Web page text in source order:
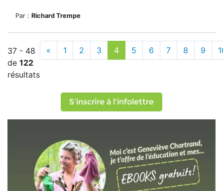
Par : Richard Trempe
37 - 48
de 122
résultats
« 1 2 3 4 5 6 7 8 9
S'inscrire à l'infolettre